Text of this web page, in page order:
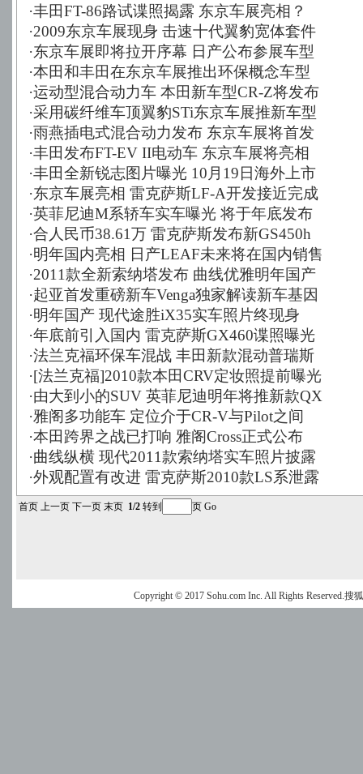
·丰田FT-86路试谍照揭露 东京车展亮相？
·2009东京车展现身 击速十代翼豹宽体套件
·东京车展即将拉开序幕 日产公布参展车型
·本田和丰田在东京车展推出环保概念车型
·运动型混合动力车 本田新车型CR-Z将发布
·采用碳纤维车顶翼豹STi东京车展推新车型
·雨燕插电式混合动力发布 东京车展将首发
·丰田发布FT-EV II电动车 东京车展将亮相
·丰田全新锐志图片曝光 10月19日海外上市
·东京车展亮相 雷克萨斯LF-A开发接近完成
·英菲尼迪M系轿车实车曝光 将于年底发布
·合人民币38.61万 雷克萨斯发布新GS450h
·明年国内亮相 日产LEAF未来将在国内销售
·2011款全新索纳塔发布 曲线优雅明年国产
·起亚首发重磅新车Venga独家解读新车基因
·明年国产 现代途胜iX35实车照片终现身
·年底前引入国内 雷克萨斯GX460谍照曝光
·法兰克福环保车混战 丰田新款混动普瑞斯
·[法兰克福]2010款本田CRV定妆照提前曝光
·由大到小的SUV 英菲尼迪明年将推新款QX
·雅阁多功能车 定位介于CR-V与Pilot之间
·本田跨界之战已打响 雅阁Cross正式公布
·曲线纵横 现代2011款索纳塔实车照片披露
·外观配置有改进 雷克萨斯2010款LS系泄露
首页 上一页 下一页 末页 1/2 转到 页 Go
Copyright © 2017 Sohu.com Inc. All Rights Reserved.搜